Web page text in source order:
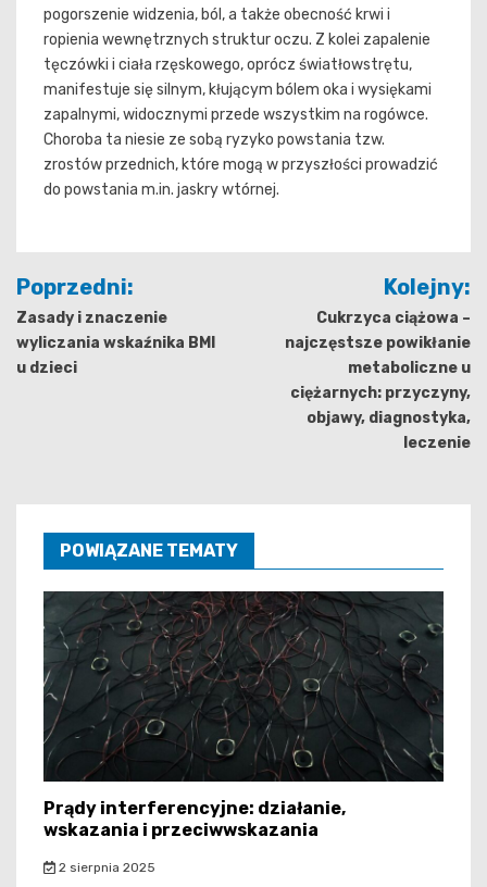
pogorszenie widzenia, ból, a także obecność krwi i
ropienia wewnętrznych struktur oczu. Z kolei zapalenie
tęczówki i ciała rzęskowego, oprócz światłowstrętu,
manifestuje się silnym, kłującym bólem oka i wysiękami
zapalnymi, widocznymi przede wszystkim na rogówce.
Choroba ta niesie ze sobą ryzyko powstania tzw.
zrostów przednich, które mogą w przyszłości prowadzić
do powstania m.in. jaskry wtórnej.
Nawigacja
wpisu
Poprzedni:
Zasady i znaczenie
wyliczania wskaźnika BMI
u dzieci
Kolejny:
Cukrzyca ciążowa –
najczęstsze powikłanie
metaboliczne u
ciężarnych: przyczyny,
objawy, diagnostyka,
leczenie
POWIĄZANE TEMATY
Prądy interferencyjne: działanie,
wskazania i przeciwwskazania
2 sierpnia 2025